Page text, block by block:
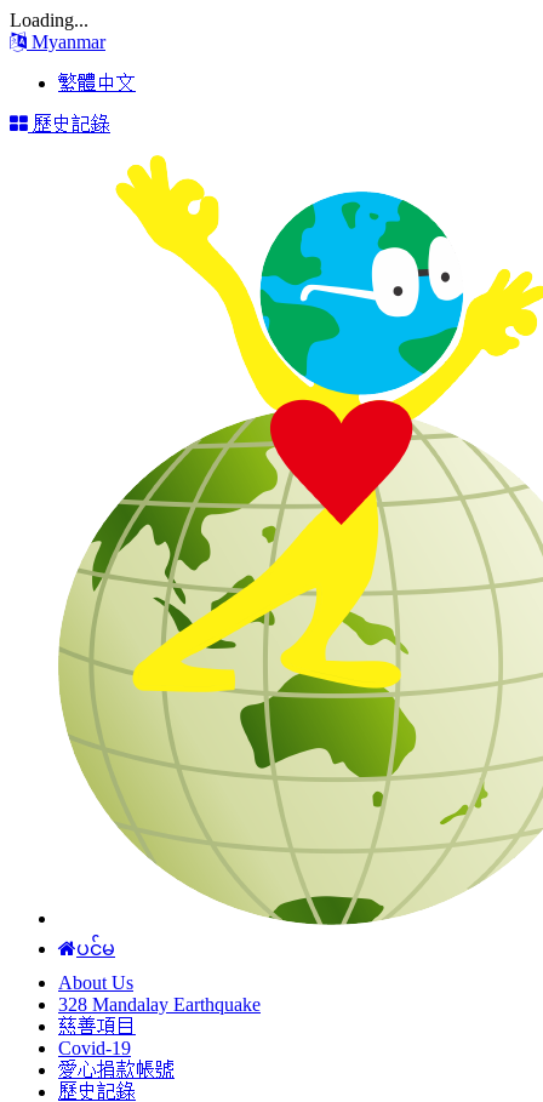
Loading...
Myanmar
繁體中文
歷史記錄
ပင်မ
About Us
328 Mandalay Earthquake
慈善項目
Covid-19
愛心捐款帳號
歷史記錄